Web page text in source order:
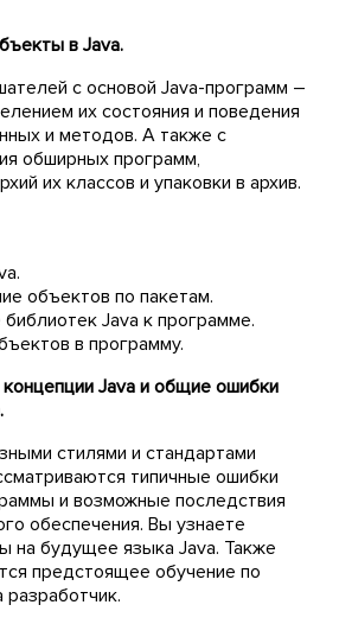
в Java.
с основой Java-программ –
их состояния и поведения
и методов. А также с
обширных программ,
их классов и упаковки в архив.
объектов по пакетам.
Java к программе.
в программу.
Java и общие ошибки
стилями и стандартами
типичные ошибки
и возможные последствия
обеспечения. Вы узнаете
на будущее языка Java. Также
предстоящее обучение по
разработчик.